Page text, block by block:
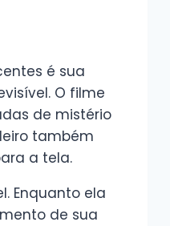
é sua
O filme
de mistério
também
a tela.
Enquanto ela
de sua